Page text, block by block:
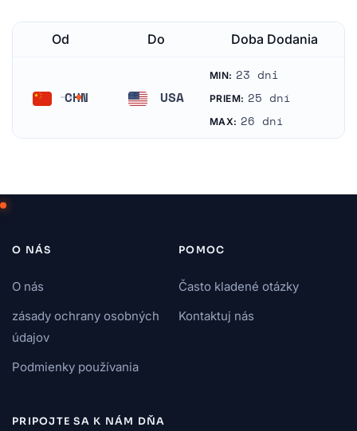
Od Do Doba Dodania
CHN USA
Spojené štáty americké
MIN: 23 dni
PRIEM: 25 dní
MAX: 26 dní
O NÁS
O nás
zásady ochrany osobných
údajov
Podmienky používania
POMOC
Často kladené otázky
Kontaktuj nás
PRIPOJTE SA K NÁM DŇA